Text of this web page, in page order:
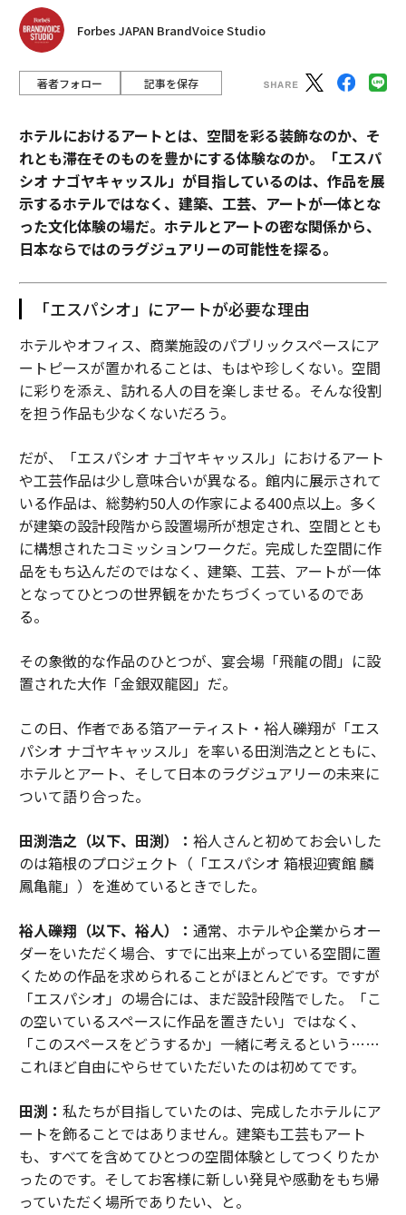
Forbes JAPAN BrandVoice Studio
著者フォロー 記事を保存
ホテルにおけるアートとは、空間を彩る装飾なのか、そ
れとも滞在そのものを豊かにする体験なのか。「エスパ
シオ ナゴヤキャッスル」が目指しているのは、作品を展
示するホテルではなく、建築、工芸、アートが一体とな
った文化体験の場だ。ホテルとアートの密な関係から、
日本ならではのラグジュアリーの可能性を探る。
「エスパシオ」にアートが必要な理由
ホテルやオフィス、商業施設のパブリックスペースにア
ートピースが置かれることは、もはや珍しくない。空間
に彩りを添え、訪れる人の目を楽しませる。そんな役割
を担う作品も少なくないだろう。
だが、「エスパシオ ナゴヤキャッスル」におけるアート
や工芸作品は少し意味合いが異なる。館内に展示されて
いる作品は、総勢約50人の作家による400点以上。多く
が建築の設計段階から設置場所が想定され、空間ととも
に構想されたコミッションワークだ。完成した空間に作
品をもち込んだのではなく、建築、工芸、アートが一体
となってひとつの世界観をかたちづくっているのであ
る。
その象徴的な作品のひとつが、宴会場「飛龍の間」に設
置された大作「金銀双龍図」だ。
この日、作者である箔アーティスト・裕人礫翔が「エス
パシオ ナゴヤキャッスル」を率いる田渕浩之とともに、
ホテルとアート、そして日本のラグジュアリーの未来に
ついて語り合った。
田渕浩之（以下、田渕）： 裕人さんと初めてお会いした
のは箱根のプロジェクト（「エスパシオ 箱根迎賓館 麟
鳳亀龍」）を進めているときでした。
裕人礫翔（以下、裕人）： 通常、ホテルや企業からオー
ダーをいただく場合、すでに出来上がっている空間に置
くための作品を求められることがほとんどです。ですが
「エスパシオ」の場合には、まだ設計段階でした。「こ
の空いているスペースに作品を置きたい」ではなく、
「このスペースをどうするか」一緒に考えるという……
これほど自由にやらせていただいたのは初めてです。
田渕： 私たちが目指していたのは、完成したホテルにア
ートを飾ることではありません。建築も工芸もアート
も、すべてを含めてひとつの空間体験としてつくりたか
ったのです。そしてお客様に新しい発見や感動をもち帰
っていただく場所でありたい、と。